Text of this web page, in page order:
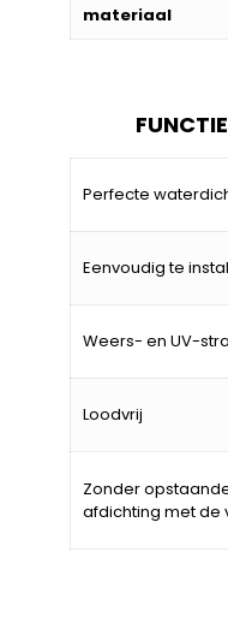
materiaal
Perfecte
Eenvoudig te
Weers- en UV-
Loodvrij
Zonder
afdichting met de